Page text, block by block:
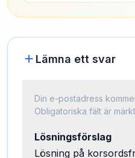
Lämna ett svar
Din e-postadress
Obligatoriska fält är
Lösningsförslag
Lösning på